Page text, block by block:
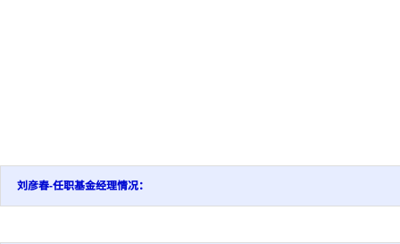
刘彦春-任职基金经理情况：